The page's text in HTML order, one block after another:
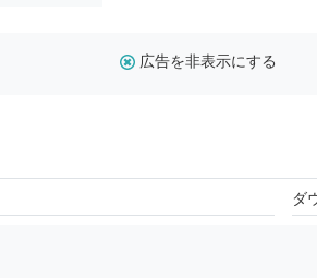
広告を非表示にする
ダ